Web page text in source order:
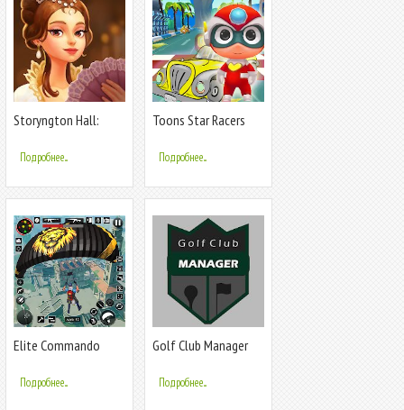
Storyngton Hall:
дизайн дома
Подробнее...
Toons Star Racers
Подробнее...
Elite Commando
Подробнее...
Golf Club Manager
Подробнее...